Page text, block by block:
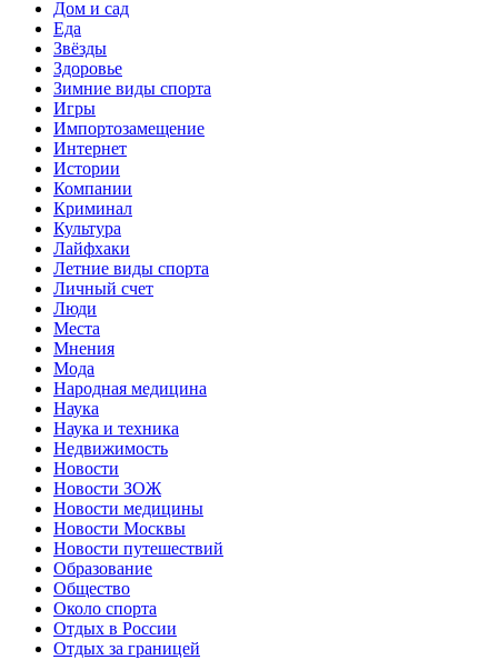
Дом и сад
Еда
Звёзды
Здоровье
Зимние виды спорта
Игры
Импортозамещение
Интернет
Истории
Компании
Криминал
Культура
Лайфхаки
Летние виды спорта
Личный счет
Люди
Места
Мнения
Мода
Народная медицина
Наука
Наука и техника
Недвижимость
Новости
Новости ЗОЖ
Новости медицины
Новости Москвы
Новости путешествий
Образование
Общество
Около спорта
Отдых в России
Отдых за границей